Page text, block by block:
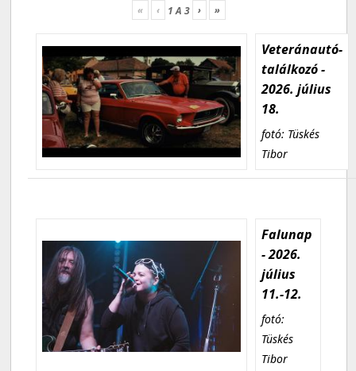
« ‹ 1A 3 › »
Veteránautó-
találkozó -
2026. július
18.
fotó: Tüskés
Tibor
Falunap
- 2026.
július
11.-12.
fotó:
Tüskés
Tibor